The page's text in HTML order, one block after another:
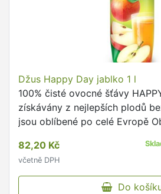
Džus Happy Day jablko 1 l
100% čisté ovocné šťávy
získávány z nejlepších plodů
jsou oblíbené po celé Evropě
82,20 Kč
včetně DPH
Do